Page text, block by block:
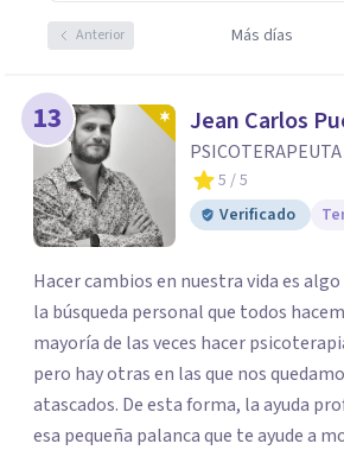
Anterior Más días
13 Jean Carlos
5 / 5
Verificado
Hacer cambios en nuestra vida es
la búsqueda personal que todos
mayoría de las veces hacer
pero hay otras en las que nos
atascados. De esta forma, la ayuda
esa pequeña palanca que te ayude a